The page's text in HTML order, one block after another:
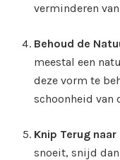
verminderen
Behoud de
meestal een
deze vorm te
schoonheid van
Knip Terug
snoeit, snijd